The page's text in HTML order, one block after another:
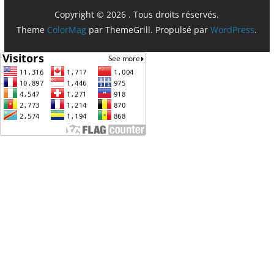
Copyright © 2026 . Tous droits réservés.
Theme ColorMag par ThemeGrill. Propulsé parWordPress.